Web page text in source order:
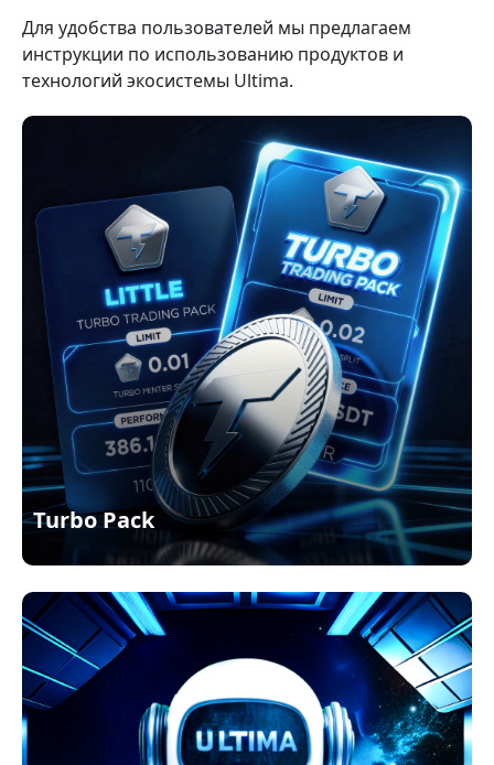
Для удобства пользователей мы предлагаем
инструкции по использованию продуктов и
технологий экосистемы Ultima.
Turbo Pack